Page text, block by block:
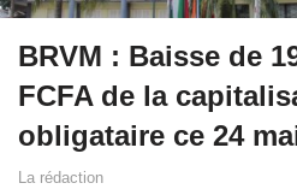
BRVM : Baisse de
FCFA de la
obligataire ce 24
La rédaction